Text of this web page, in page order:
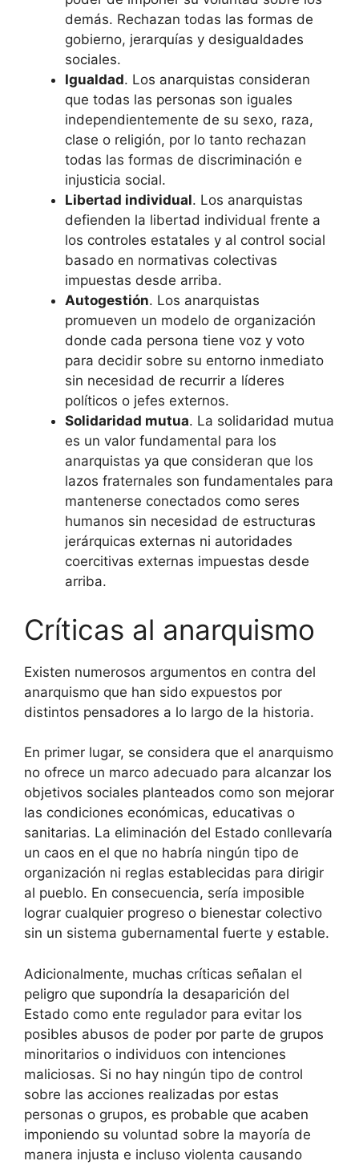
demás. Rechazan todas las formas de
gobierno, jerarquías y desigualdades
sociales.
Igualdad. Los anarquistas consideran
que todas las personas son iguales
independientemente de su sexo, raza,
clase o religión, por lo tanto rechazan
todas las formas de discriminación e
injusticia social.
Libertad individual. Los anarquistas
defienden la libertad individual frente a
los controles estatales y al control social
basado en normativas colectivas
impuestas desde arriba.
Autogestión. Los anarquistas
promueven un modelo de organización
donde cada persona tiene voz y voto
para decidir sobre su entorno inmediato
sin necesidad de recurrir a líderes
políticos o jefes externos.
Solidaridad mutua. La solidaridad mutua
es un valor fundamental para los
anarquistas ya que consideran que los
lazos fraternales son fundamentales para
mantenerse conectados como seres
humanos sin necesidad de estructuras
jerárquicas externas ni autoridades
coercitivas externas impuestas desde
arriba.
Críticas al anarquismo
Existen numerosos argumentos en contra del
anarquismo que han sido expuestos por
distintos pensadores a lo largo de la historia.
En primer lugar, se considera que el anarquismo
no ofrece un marco adecuado para alcanzar los
objetivos sociales planteados como son mejorar
las condiciones económicas, educativas o
sanitarias. La eliminación del Estado conllevaría
un caos en el que no habría ningún tipo de
organización ni reglas establecidas para dirigir
al pueblo. En consecuencia, sería imposible
lograr cualquier progreso o bienestar colectivo
sin un sistema gubernamental fuerte y estable.
Adicionalmente, muchas críticas señalan el
peligro que supondría la desaparición del
Estado como ente regulador para evitar los
posibles abusos de poder por parte de grupos
minoritarios o individuos con intenciones
maliciosas. Si no hay ningún tipo de control
sobre las acciones realizadas por estas
personas o grupos, es probable que acaben
imponiendo su voluntad sobre la mayoría de
manera injusta e incluso violenta causando